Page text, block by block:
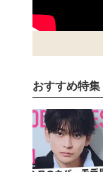
おすすめ特集